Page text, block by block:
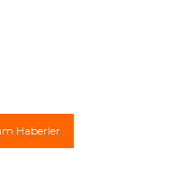
Haberler